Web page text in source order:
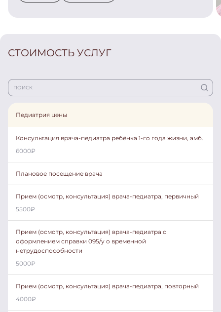
СТОИМОСТЬ УСЛУГ
Педиатрия цены
Консультация врача-педиатра ребёнка 1-го года жизни, амб.
6000₽
Плановое посещение врача
Прием (осмотр, консультация) врача-педиатра, первичный
5500₽
Прием (осмотр, консультация) врача-педиатра с
оформлением справки 095/у о временной
нетрудоспособности
5000₽
Прием (осмотр, консультация) врача-педиатра, повторный
4000₽